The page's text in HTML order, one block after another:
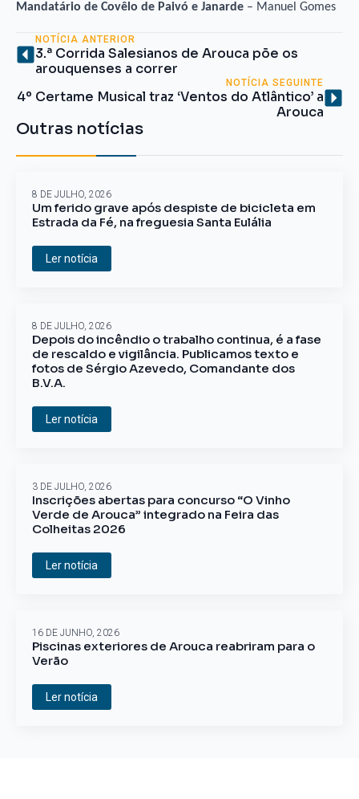
Mandatário de Covêlo de Paivó e Janarde – Manuel Gomes
NOTÍCIA ANTERIOR
3.ª Corrida Salesianos de Arouca põe os
arouquenses a correr
NOTÍCIA SEGUINTE
4º Certame Musical traz ‘Ventos do Atlântico’ a
Arouca
Outras notícias
Um ferido grave após despiste de bicicleta em
Estrada da Fé, na freguesia Santa Eulália
8 DE JULHO, 2026
Ler notícia
Depois do incêndio o trabalho continua, é a fase
de rescaldo e vigilância. Publicamos texto e
fotos de Sérgio Azevedo, Comandante dos
B.V.A.
8 DE JULHO, 2026
Ler notícia
Inscrições abertas para concurso “O Vinho
Verde de Arouca” integrado na Feira das
Colheitas 2026
3 DE JULHO, 2026
Ler notícia
Piscinas exteriores de Arouca reabriram para o
Verão
16 DE JUNHO, 2026
Ler notícia